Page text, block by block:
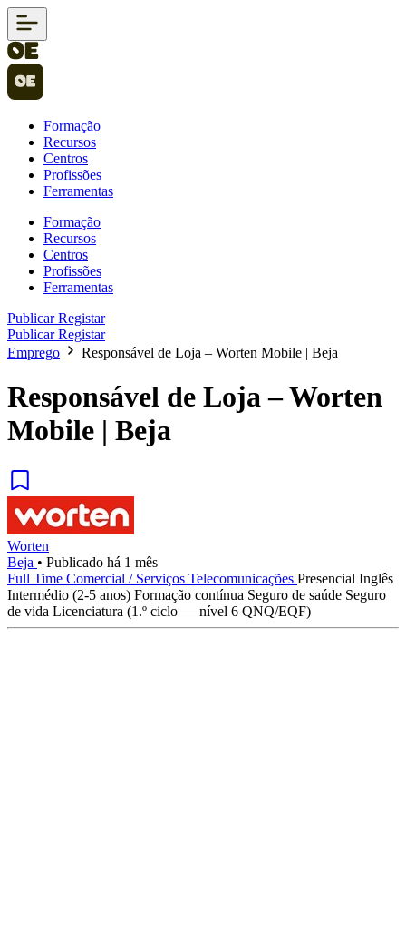
Formação
Recursos
Centros
Profissões
Ferramentas
Formação
Recursos
Centros
Profissões
Ferramentas
PublicarRegistar
PublicarRegistar
Emprego
Responsável de Loja – Worten Mobile | Beja
Responsável de Loja – Worten
Mobile | Beja
Worten
Beja • Publicado há 1 mês
Full Time Comercial / Serviços Telecomunicações Presencial Inglês
Intermédio (2-5 anos) Formação contínua Seguro de saúde Seguro
de vida Licenciatura (1.º ciclo — nível 6 QNQ/EQF)